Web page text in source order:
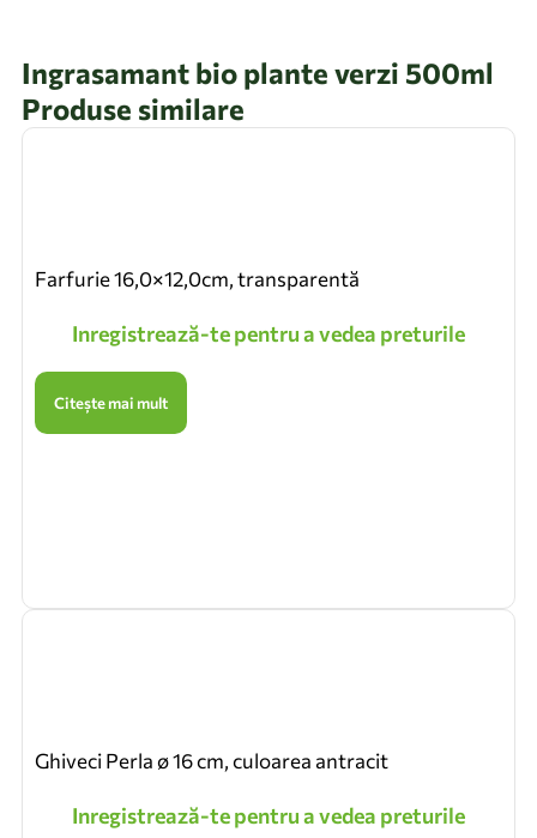
Ingrasamant bio plante verzi 500ml
Produse similare
Farfurie 16,0×12,0cm, transparentă
Inregistrează-te pentru a vedea preturile
Citește mai mult
Ghiveci Perla ø 16 cm, culoarea antracit
Inregistrează-te pentru a vedea preturile